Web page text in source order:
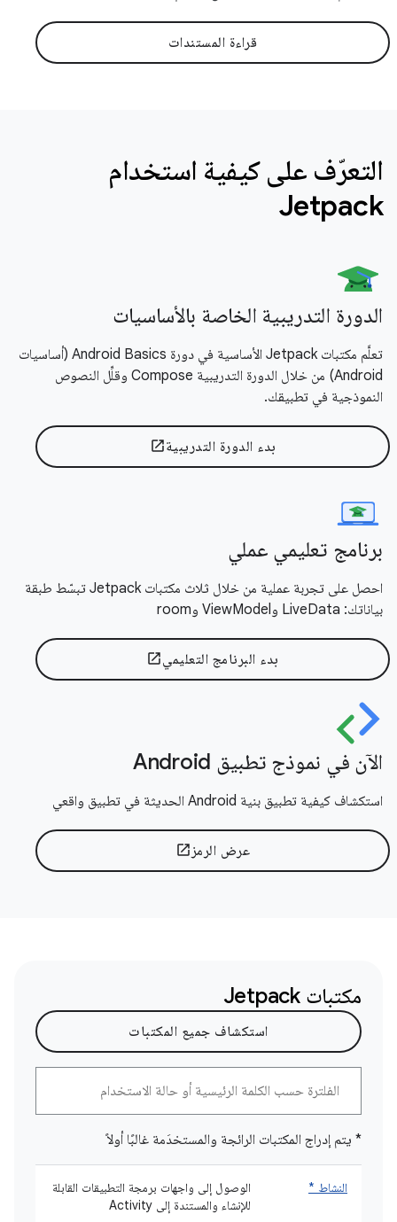
قراءة المستندات
التعرّف على كيفية استخدام
Jetpack
الدورة التدريبية الخاصة بالأساسيات
تعلَّم مكتبات Jetpack الأساسية في دورة Android Basics (أساسيات
Android) من خلال الدورة التدريبية Compose وقلِّل النصوص
النموذجية في تطبيقك.
بدء الدورة التدريبيةopen_in_new
برنامج تعليمي عملي
احصل على تجربة عملية من خلال ثلاث مكتبات Jetpack تبسّط طبقة
بياناتك: LiveData وViewModel وroom
بدء البرنامج التعليميopen_in_new
الآن في نموذج تطبيق Android
استكشاف كيفية تطبيق بنية Android الحديثة في تطبيق واقعي
عرض الرمز open_in_new
مكتبات Jetpack
استكشاف جميع المكتبات
* يتم إدراج المكتبات الرائجة والمستخدَمة غالبًا أولاً
النشاط *
الوصول إلى واجهات برمجة التطبيقات القابلة
للإنشاء والمستندة إلى Activity